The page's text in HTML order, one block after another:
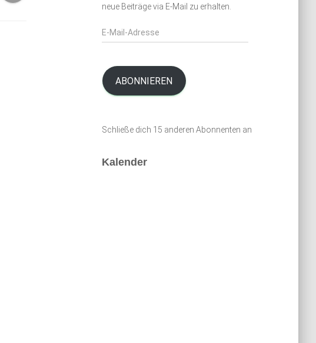
neue Beiträge via E-Mail zu erhalten.
E
-
i
d
e
ABONNIEREN
Schließe dich 15 anderen Abonnenten an
Kalender